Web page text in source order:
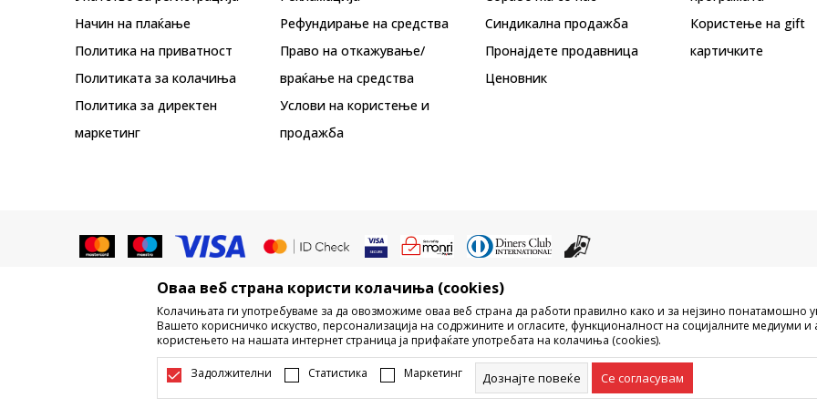
Начин на плаќање
Политика на приватност
Политиката за колачиња
Политика за директен
маркетинг
Рефундирање на средства
Право на откажување/
враќање на средства
Услови на користење и
продажба
Синдикална продажба
Пронајдете продавница
Ценовник
Користење на gift
картичките
Не е дозволено превземање или користење на содржината од интернет страните на Sport Vision, делумно
трговски марки, комерцијални содржини, ниту истите да се отстапуваат на трети лица, јавно да се објавуваат
без писмена согласност од БДС.МК ДООЕЛ.
Настојуваме да бидеме што попрецизни во описот на производот, фотографијата и самата цена, но не
информации се комплетни и без грешка. Сите прикажани производи на сајтот се дел од нашата понуда, но
достапни во секој момент. Достапноста на производите може да ја проверите и на
©2026www.sportvision.mk, ИзработкаNB SOFT. Сите права задржани.
Оваа веб страна користи колачиња (cookies)
Колачињата ги употребуваме за да овозможиме оваа веб страна да работи правилно како и за нејзино понатамошно
Вашето корисничко искуство, персонализација на содржините и огласите, функционалност на социјалните медиуми
користењето на нашата интернет страница ја прифаќате употребата на колачиња (cookies).
Задолжителни Статистика Маркетинг Дознајте повеќе Се согласувам